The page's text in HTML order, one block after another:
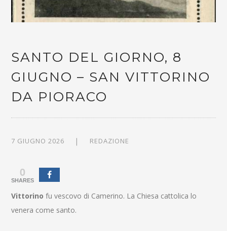
SANTO DEL GIORNO, 8
GIUGNO – SAN VITTORINO
DA PIORACO
7 GIUGNO 2026 REDAZIONE
0
SHARES
Vittorino fu vescovo di Camerino. La Chiesa cattolica lo
venera come santo.